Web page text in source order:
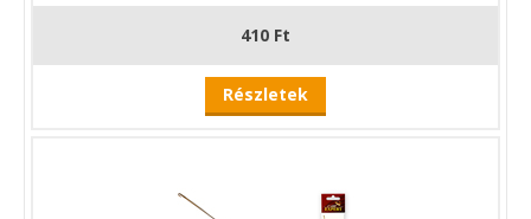
410 Ft
Részletek